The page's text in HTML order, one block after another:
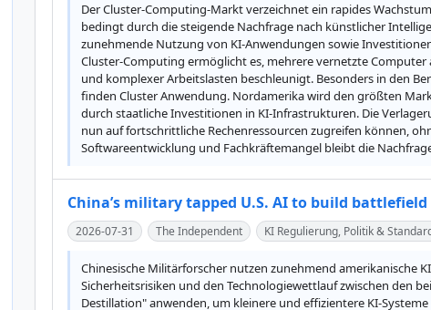
Der Cluster-Computing-Markt verzeichnet ein rapides
bedingt durch die steigende Nachfrage nach künstlicher
zunehmende Nutzung von KI-Anwendungen sowie
Cluster-Computing ermöglicht es, mehrere vernetzte
und komplexer Arbeitslasten beschleunigt. Besonders in den
finden Cluster Anwendung. Nordamerika wird den größten
durch staatliche Investitionen in KI-Infrastrukturen. Die
nun auf fortschrittliche Rechenressourcen zugreifen können,
Softwareentwicklung und Fachkräftemangel bleibt die
China’s military tapped U.S. AI to build
2026-07-31 The Independent KI Regulierung, Politik &
Chinesische Militärforscher nutzen zunehmend amerikanische
Sicherheitsrisiken und den Technologiewettlauf zwischen den
Destillation" anwenden, um kleinere und effizientere KI-